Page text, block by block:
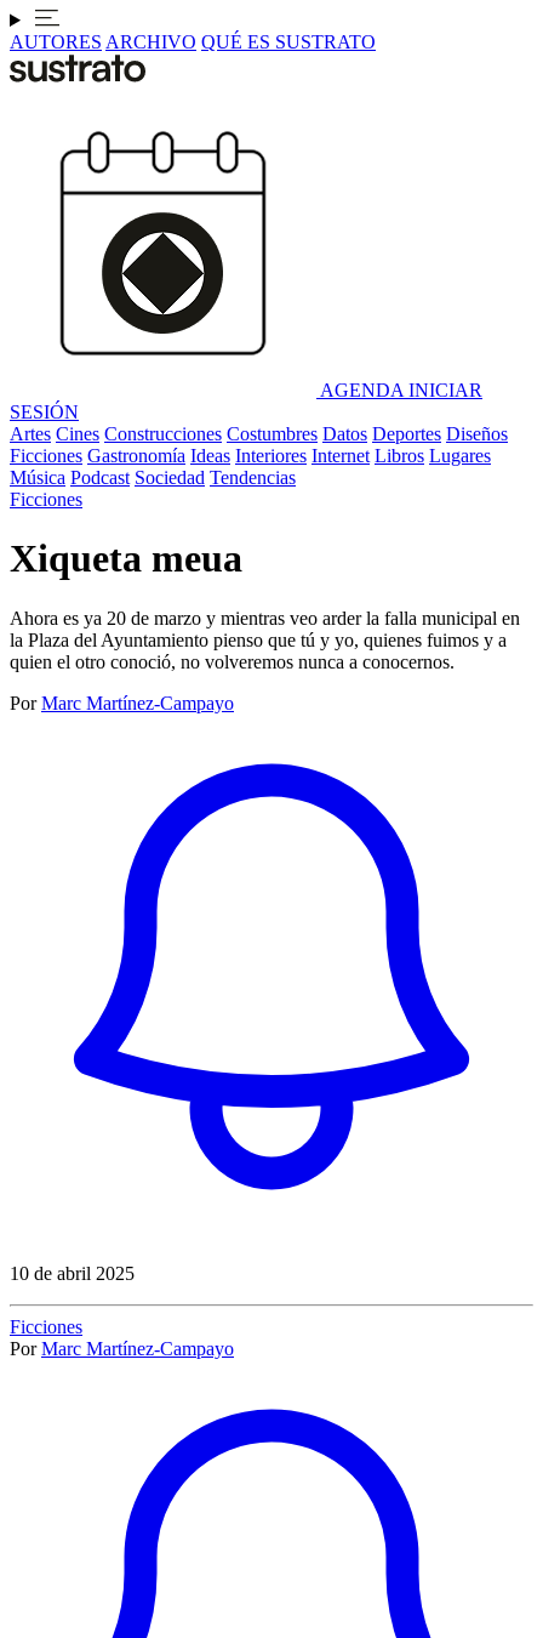
AUTORES ARCHIVO QUÉ ES SUSTRATO
AGENDA INICIAR
SESIÓN
Artes Cines Construcciones Costumbres Datos Deportes Diseños
Ficciones Gastronomía Ideas Interiores Internet Libros Lugares
Música Podcast Sociedad Tendencias
Ficciones
Xiqueta meua
Ahora es ya 20 de marzo y mientras veo arder la falla municipal en
la Plaza del Ayuntamiento pienso que tú y yo, quienes fuimos y a
quien el otro conoció, no volveremos nunca a conocernos.
Por Marc Martínez-Campayo
10 de abril 2025
Ficciones
Por Marc Martínez-Campayo